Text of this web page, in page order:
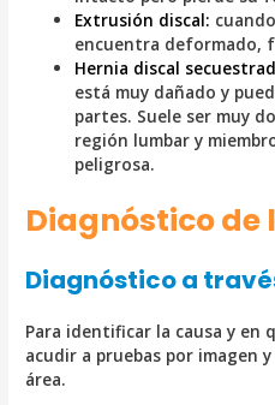
Extrusión discal:
encuentra deformado,
Hernia discal
está muy dañado y
partes. Suele ser muy
región lumbar y
peligrosa.
Diagnóstico de
Diagnóstico a
Para identificar la causa y en
acudir a pruebas por imagen
área.